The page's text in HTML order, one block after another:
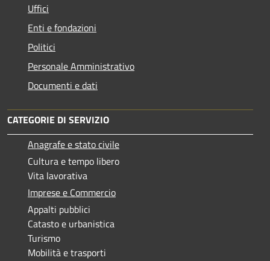
Uffici
Enti e fondazioni
Politici
Personale Amministrativo
Documenti e dati
CATEGORIE DI SERVIZIO
Anagrafe e stato civile
Cultura e tempo libero
Vita lavorativa
Imprese e Commercio
Appalti pubblici
Catasto e urbanistica
Turismo
Mobilità e trasporti